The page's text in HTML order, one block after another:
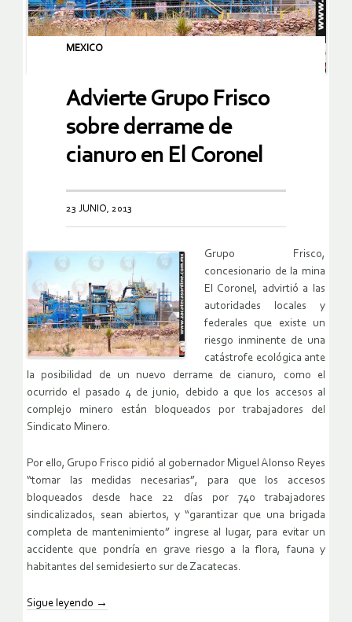
MEXICO
Advierte Grupo Frisco
sobre derrame de
cianuro en El Coronel
23 JUNIO, 2013
Grupo Frisco,
concesionario de la mina
El Coronel, advirtió a las
autoridades locales y
federales que existe un
riesgo inminente de una
catástrofe ecológica ante
la posibilidad de un nuevo derrame de cianuro, como el
ocurrido el pasado 4 de junio, debido a que los accesos al
complejo minero están bloqueados por trabajadores del
Sindicato Minero.
Por ello, Grupo Frisco pidió al gobernador Miguel Alonso Reyes
“tomar las medidas necesarias”, para que los accesos
bloqueados desde hace 22 días por 740 trabajadores
sindicalizados, sean abiertos, y “garantizar que una brigada
completa de mantenimiento” ingrese al lugar, para evitar un
accidente que pondría en grave riesgo a la flora, fauna y
habitantes del semidesierto sur de Zacatecas.
Sigue leyendo →